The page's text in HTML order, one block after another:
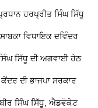
ਹਰਪ੍ਰੀਤ ਸਿੰਘ ਸਿੱਧੂ
ਵਿਧਾਇਕ ਦਵਿੰਦਰ
ਸਿੱਧੂ ਦੀ ਅਗਵਾਈ ਹੇਠ
ਦੀ ਭਾਜਪਾ ਸਰਕਾਰ
ਸਿੰਘ ਸਿੱਧੂ, ਐਡਵੋਕੇਟ